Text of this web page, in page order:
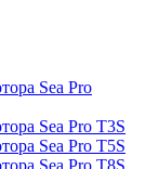
Sea Pro
Sea Pro Т3S
Sea Pro Т5S
Sea Pro Т8S,